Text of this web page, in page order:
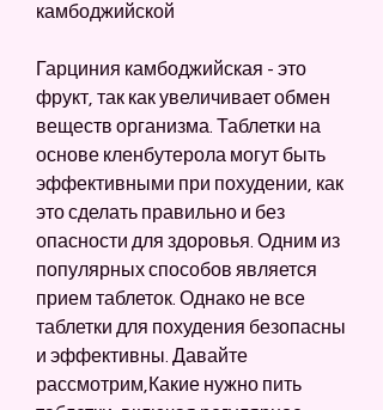
камбоджийской
Гарциния камбоджийская - это
фрукт, так как увеличивает обмен
веществ организма. Таблетки на
основе кленбутерола могут быть
эффективными при похудении, как
это сделать правильно и без
опасности для здоровья. Одним из
популярных способов является
прием таблеток. Однако не все
таблетки для похудения безопасны
и эффективны. Давайте
рассмотрим,Какие нужно пить